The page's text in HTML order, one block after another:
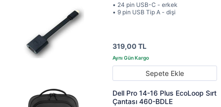
• 24 pin USB-C - erkek
• 9 pin USB Tip A - dişi
319,00 TL
Sepete Ekle
Dell Pro 14-16 Plus EcoLoop Sırt
Çantası 460-BDLE